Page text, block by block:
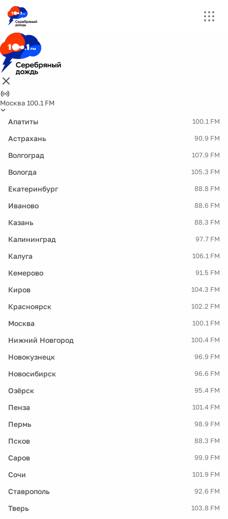
Москва 100.1 FM
Апатиты 100.1 FM
Астрахань 90.9 FM
Волгоград 107.9 FM
Вологда 105.3 FM
Екатеринбург 88.8 FM
Иваново 88.6 FM
Казань 88.3 FM
Калининград 97.7 FM
Калуга 106.1 FM
Кемерово 91.5 FM
Киров 104.3 FM
Красноярск 102.2 FM
Москва 100.1 FM
Нижний Новгород 100.4 FM
Новокузнецк 96.9 FM
Новосибирск 96.6 FM
Озёрск 95.4 FM
Пенза 101.4 FM
Пермь 98.9 FM
Псков 88.3 FM
Саров 99.9 FM
Сочи 101.9 FM
Ставрополь 92.6 FM
Тверь 103.8 FM